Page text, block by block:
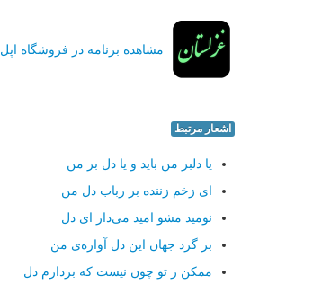
مشاهده برنامه در فروشگاه اپل
اشعار مرتبط
یا دلبر من باید و یا دل بر من
ای زخم زننده بر رباب دل من
نومید مشو امید می‌دار ای دل
بر گرد جهان این دل آواره‌ی من
ممکن ز تو چون نیست که بردارم دل